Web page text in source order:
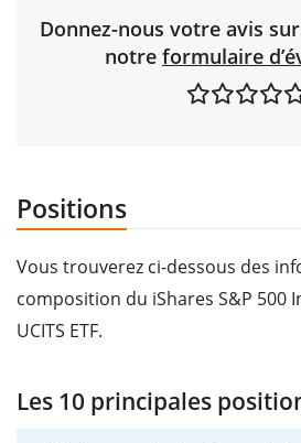
Donnez-nous votre avis
notre formulaire
Positions
Vous trouverez ci-dessous des
composition du iShares S&P 500
UCITS ETF.
Les 10 principales